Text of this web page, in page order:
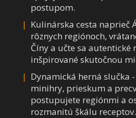
postupom.
Kulinárska cesta naprieč
rôznych regiónoch,
Číny a učte sa autentické
inšpirované skutočnou
Dynamická herná slučka
minihry, prieskum a
postupujete regiónmi a
rozmanitú škálu receptov.